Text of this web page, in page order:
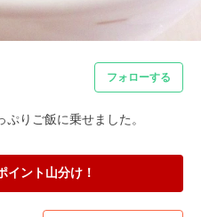
フォローする
りご飯に乗せました。
イント山分け！